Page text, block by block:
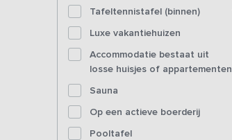
Tafeltennistafel (binnen)
Luxe vakantiehuizen
Accommodatie bestaat uit
losse huisjes of appartementen
Sauna
Op een actieve boerderij
Pooltafel